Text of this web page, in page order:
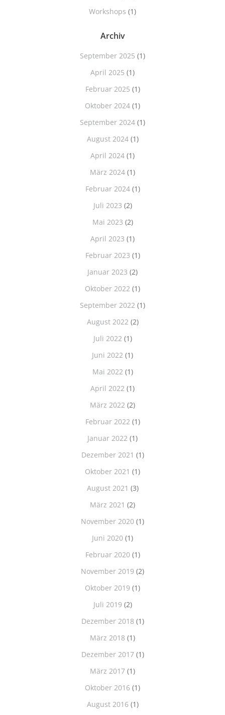
Workshops (1)
Archiv
September 2025 (1)
April 2025 (1)
Februar 2025 (1)
Oktober 2024 (1)
September 2024 (1)
August 2024(1)
April 2024 (1)
März 2024 (1)
Februar 2024(1)
Juli 2023 (2)
Mai 2023 (2)
April 2023 (1)
Februar 2023 (1)
Januar 2023 (2)
Oktober 2022 (1)
September 2022 (1)
August 2022 (2)
Juli 2022 (1)
Juni 2022 (1)
Mai 2022 (1)
April 2022 (1)
März 2022 (2)
Februar 2022 (1)
Januar 2022 (1)
Dezember 2021 (1)
Oktober 2021 (1)
August 2021 (3)
März 2021 (2)
November 2020 (1)
Juni 2020 (1)
Februar 2020(1)
November 2019 (2)
Oktober 2019 (1)
Juli 2019 (2)
Dezember 2018 (1)
März 2018 (1)
Dezember 2017(1)
März 2017 (1)
Oktober 2016 (1)
August 2016(1)